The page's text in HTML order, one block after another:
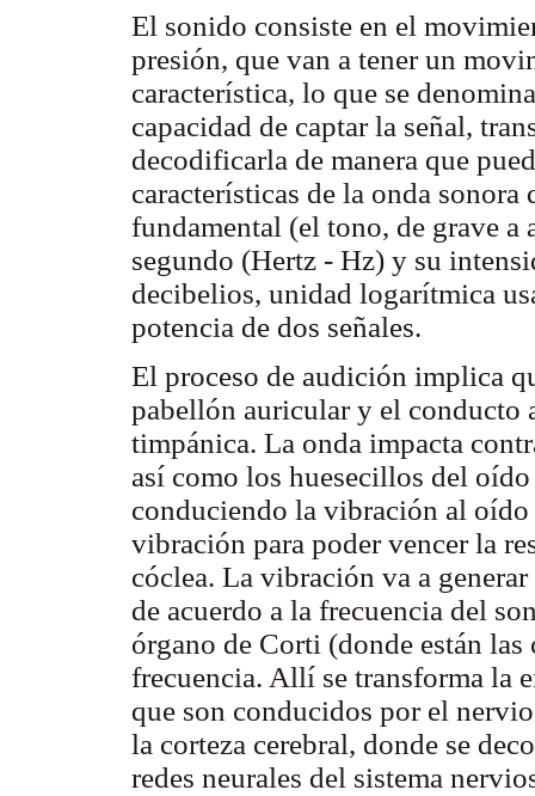
El sonido consiste en el
presión, que van a tener un
característica, lo que se
capacidad de captar la señal,
decodificarla de manera que
características de la onda sonora
fundamental (el tono, de grave a
segundo (Hertz - Hz) y su
decibelios, unidad logarítmica
potencia de dos señales.
El proceso de audición implica
pabellón auricular y el conducto
timpánica. La onda impacta
así como los huesecillos del
conduciendo la vibración al
vibración para poder vencer la
cóclea. La vibración va a
de acuerdo a la frecuencia del
órgano de Corti (donde están
frecuencia. Allí se transforma la
que son conducidos por el
la corteza cerebral, donde se
redes neurales del sistema